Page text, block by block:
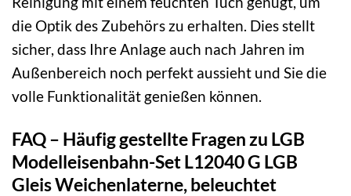
die Optik des Zubehörs zu erhalten. Dies stellt
sicher, dass Ihre Anlage auch nach Jahren im
Außenbereich noch perfekt aussieht und Sie die
volle Funktionalität genießen können.
FAQ – Häufig gestellte Fragen zu LGB
Modelleisenbahn-Set L12040 G LGB
Gleis Weichenlaterne, beleuchtet